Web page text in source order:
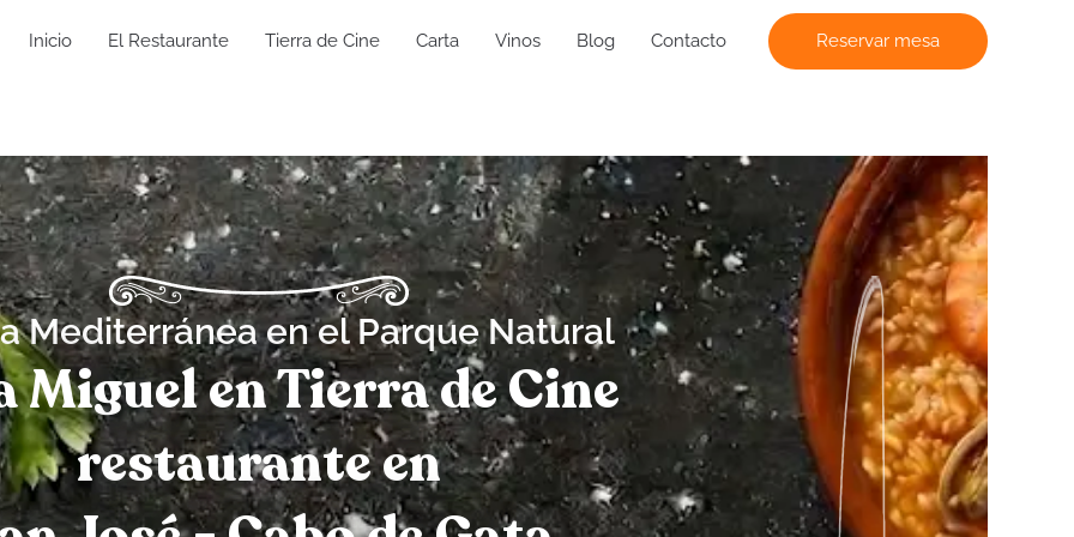
Inicio El Restaurante Tierra de Cine Carta Vinos Blog Contacto Reservar mesa
Mediterránea en el Parque Natural
Miguel en Tierra de Cine
restaurante en